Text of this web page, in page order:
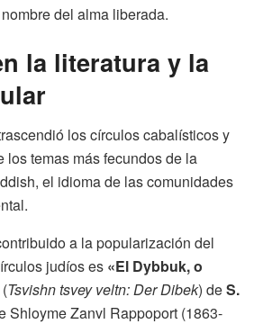
del alma liberada.
la literatura y la
los círculos cabalísticos y
los temas más fecundos de la
el idioma de las comunidades
a la popularización del
judíos es «El Dybbuk, o
(Tsvishn tsvey veltn: Der Dibek) deS.
Shloyme Zanvl Rappoport (1863-